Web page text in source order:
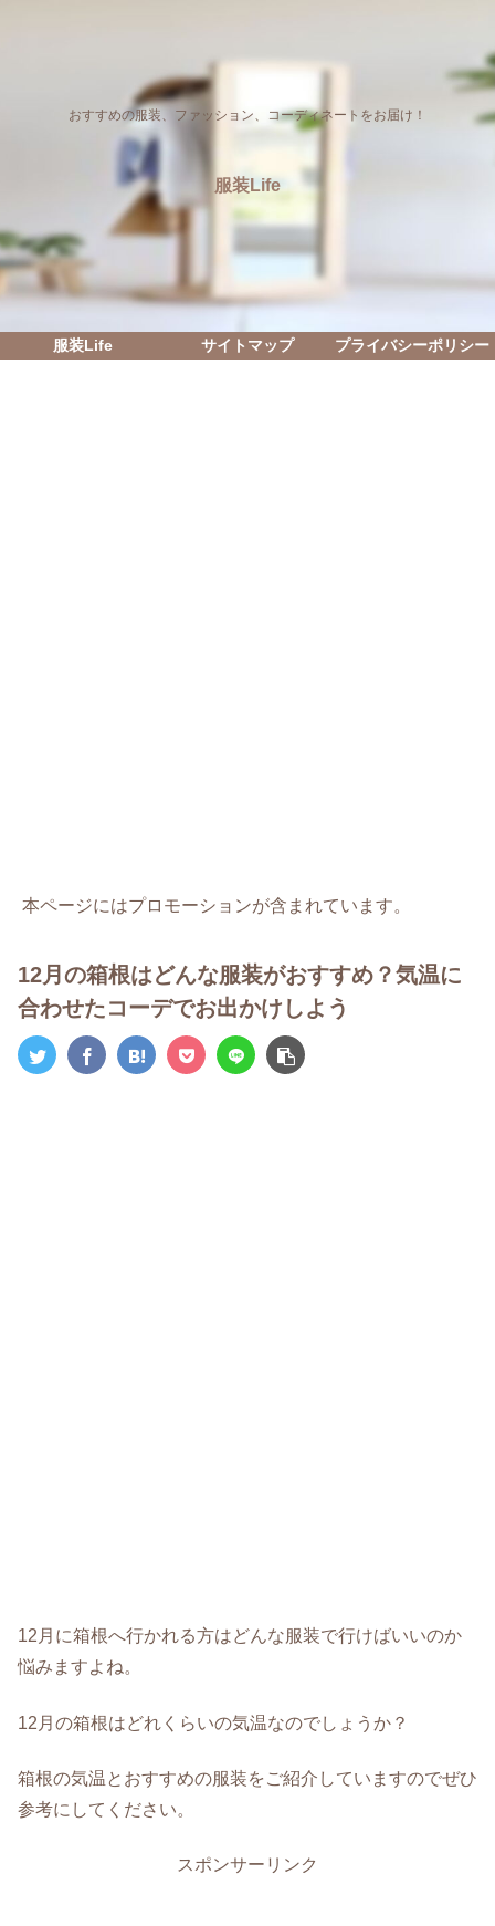
おすすめの服装、ファッション、コーディネートをお届け！
服装Life
服装Life サイトマップ プライバシーポリシー
本ページにはプロモーションが含まれています。
12月の箱根はどんな服装がおすすめ？気温に
合わせたコーデでお出かけしよう
12月に箱根へ行かれる方はどんな服装で行けばいいのか
悩みますよね。
12月の箱根はどれくらいの気温なのでしょうか？
箱根の気温とおすすめの服装をご紹介していますのでぜひ
参考にしてください。
スポンサーリンク